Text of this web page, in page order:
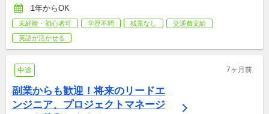
1年からOK
未経験・初心者可 学歴不問 残業なし
交通費支給
英語が活かせる
中途 7ヶ月前
副業からも歓迎！将来のリードエ
ンジニア、プロジェクトマネージ